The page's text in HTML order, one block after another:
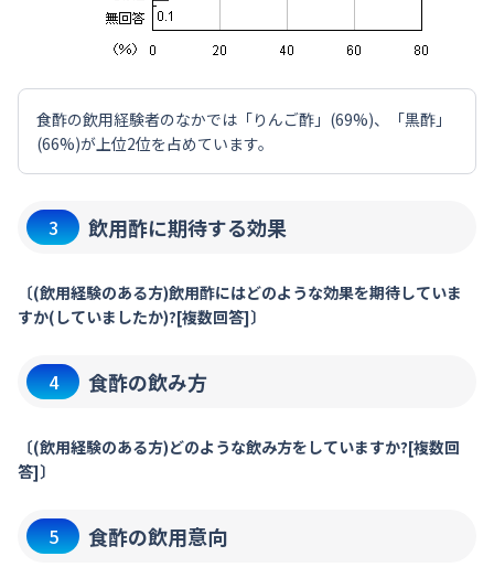
食酢の飲用経験者のなかでは「りんご酢」(69%)、「黒酢」
(66%)が上位2位を占めています。
3 飲用酢に期待する効果
〔(飲用経験のある方)飲用酢にはどのような効果を期待していま
すか(していましたか)?[複数回答]〕
4 食酢の飲み方
〔(飲用経験のある方)どのような飲み方をしていますか?[複数回
答]〕
5 食酢の飲用意向